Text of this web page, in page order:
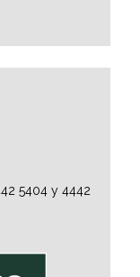
5404 y 4442